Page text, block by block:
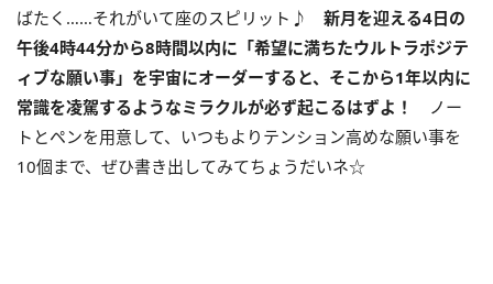
ばたく……それがいて座のスピリット♪ 新月を迎える4日の
午後4時44分から8時間以内に「希望に満ちたウルトラポジテ
ィブな願い事」を宇宙にオーダーすると、そこから1年以内に
常識を凌駕するようなミラクルが必ず起こるはずよ！
ノー
トとペンを用意して、いつもよりテンション高めな願い事を
10個まで、ぜひ書き出してみてちょうだいネ☆